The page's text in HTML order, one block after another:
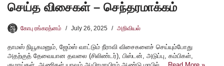
செய்த விசைகள் – செந்தரமாக்கம்
கோபு ரங்கரத்னம் July 26, 2025 அறிவியல்
தாமஸ் நியூகமனும், ஜேம்ஸ் வாட்டும் நீராவி விசைகளைச் செய்யும்போது
அதற்குத் தேவையான தவலை (சிலிண்டர்), பிஸ்டன், அடுப்பு, கம்பிகள்,